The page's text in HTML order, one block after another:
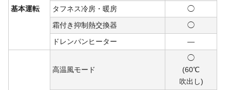
基本運転
タフネス冷房・暖房
◯
霜付き抑制熱交換器
◯
ドレンパンヒーター
―
高温風モード
◯
(60℃
吹出し)